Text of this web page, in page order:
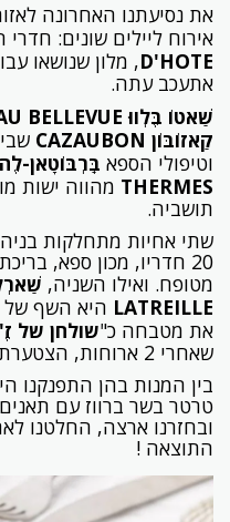
את נסיעתנו האחרונה
אירוח ליילים שונים:
D'HOTE, מלון שנושאו
אתעכב עתה.
שַׁאטוֹ בֶּלְווּ BELLEVUE
קַאזוֹבּוֹן CAZAUBON
וטיפולי הספא בְַּרְבּוֹטָאן-
THERMES
תושביה.
שתי אחיות מתחלקות
20 חדריו, מכון ספא,
מטופח. ואילו השניה,
LATREILLE היא השף
את מטבחה כ"שולחן של
שאחרי 2 ארוחות, הצטערתי שהזמנו חדר רק ליומיים.
בין המנות בהן התפנקנו
טרטר בשר ברווז עם תאנים
ובחזרנו ארצה, החלטנו
התוצאה !